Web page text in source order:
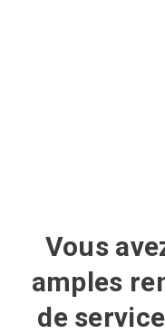
Vous
amples
de